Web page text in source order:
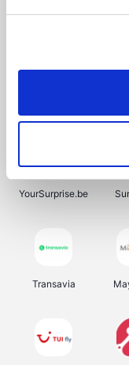
Shein Get
YourSurprise.be
Transavia